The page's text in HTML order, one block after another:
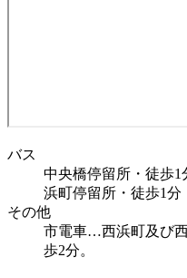
バス
中央橋停留所・徒歩1
浜町停留所・徒歩1分
その他
市電車…西浜町及び
歩2分。